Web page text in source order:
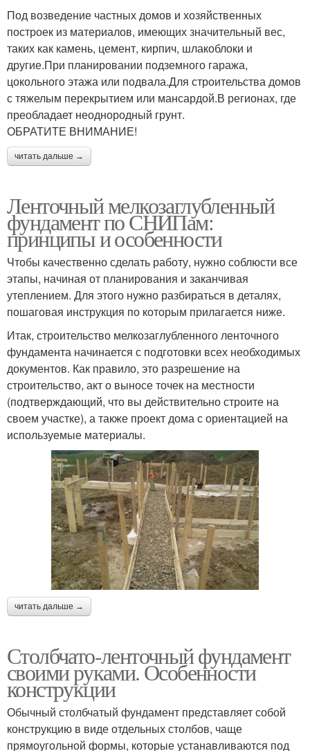
Под возведение частных домов и хозяйственных
построек из материалов, имеющих значительный вес,
таких как камень, цемент, кирпич, шлакоблоки и
другие.При планировании подземного гаража,
цокольного этажа или подвала.Для строительства домов
с тяжелым перекрытием или мансардой.В регионах, где
преобладает неоднородный грунт.
ОБРАТИТЕ ВНИМАНИЕ!
читать дальше →
Ленточный мелкозаглубленный
фундамент по СНИПам:
принципы и особенности
Чтобы качественно сделать работу, нужно соблюсти все
этапы, начиная от планирования и заканчивая
утеплением. Для этого нужно разбираться в деталях,
пошаговая инструкция по которым прилагается ниже.
Итак, строительство мелкозаглубленного ленточного
фундамента начинается с подготовки всех необходимых
документов. Как правило, это разрешение на
строительство, акт о выносе точек на местности
(подтверждающий, что вы действительно строите на
своем участке), а также проект дома с ориентацией на
используемые материалы.
читать дальше →
Столбчато-ленточный фундамент
своими руками. Особенности
конструкции
Обычный столбчатый фундамент представляет собой
конструкцию в виде отдельных столбов, чаще
прямоугольной формы, которые устанавливаются под